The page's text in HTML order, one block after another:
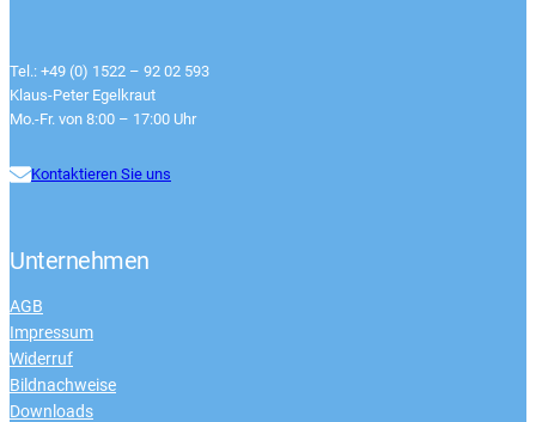
Tel.: +49 (0) 1522 – 92 02 593
Klaus-Peter Egelkraut
Mo.-Fr. von 8:00 – 17:00 Uhr
Kontaktieren Sie uns
Unternehmen
AGB
Impressum
Widerruf
Bildnachweise
Downloads